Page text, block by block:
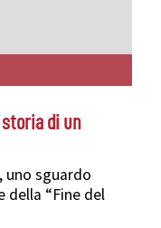
storia di un
uno sguardo
“Fine del